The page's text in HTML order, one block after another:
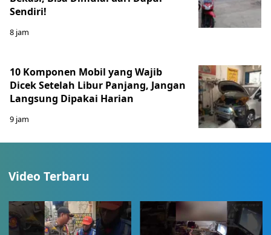
Sendiri!
8 jam
10 Komponen Mobil yang Wajib
Dicek Setelah Libur Panjang, Jangan
Langsung Dipakai Harian
9 jam
Video Terbaru